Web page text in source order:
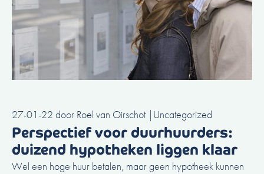
27-01-22 door Roel van Oirschot | Uncategorized
Perspectief voor duurhuurders:
duizend hypotheken liggen klaar
Wel een hoge huur betalen, maar geen hypotheek kunnen